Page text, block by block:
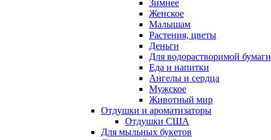
Зимнее
Женское
Малышам
Растения, цветы
Деньги
Для водорастворимой бумаги
Еда и напитки
Ангелы и сердца
Мужское
Животный мир
Отдушки и ароматизаторы
Отдушки США
Для мыльных букетов